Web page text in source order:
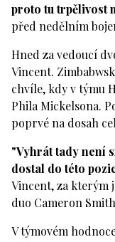
proto tu trpělivost
před nedělním
Hned za vedoucí
Vincent.
chvíle, kdy v týmu
Phila Mickelsona.
poprvé na dosah
"Vyhrát tady není
dostal do této
Vincent, za kterým
duo Cameron
V týmovém